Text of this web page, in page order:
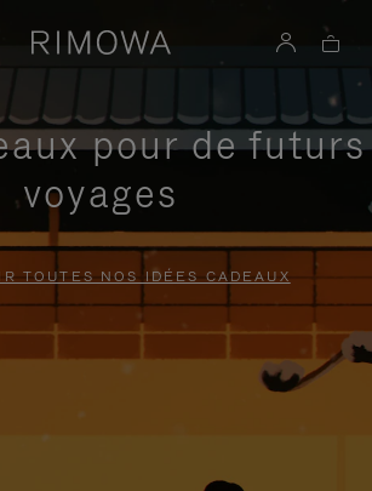
pour de futurs
voyages
TOUTES NOS IDÉES CADEAUX